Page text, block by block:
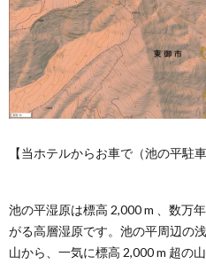
【当ホテルからお車で（池の平駐
池の平湿原は標高 2,000 m 、数万
がる高層湿原です。池の平周辺の
山から、一気に標高 2,000 m 超の